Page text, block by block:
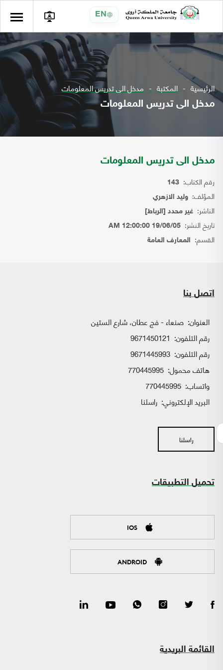
EN
الرئيسية المكتبة مدخل الى تدريس المعلومات
مدخل الى تدريس المعلومات
مدخل الى تدريس المعلومات
رقم الكتاب: 143
المؤلف: وليد الازهري
الناشر: غير محدد [الرباط]
تاريخ النشر: 19/06/05 12:00:00 AM
القسم: المعارف العامة
اتصل بنا
العنوان: صنعاء - فج عطان، شارع الستين
رقم التلفون: 9671450121
رقم التلفون: 9671445993
هاتف محمول: 770445995
واتساب:
البريد الإلكتروني: راسلنا
راسلنا
تحميل التطبيقات
IOS
ANDROID
القائمة البريدية